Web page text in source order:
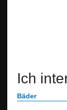
Ich
Bäder